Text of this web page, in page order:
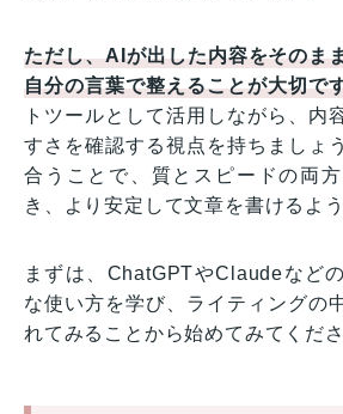
ただし、AIが出した内容をそのま
自分の言葉で整えることが大切で
トツールとして活用しながら、内
すさを確認する視点を持ちましょ
合うことで、質とスピードの両
き、より安定して文章を書けるよ
まずは、ChatGPTやClaudeなど
な使い方を学び、ライティングの
れてみることから始めてみてくださ